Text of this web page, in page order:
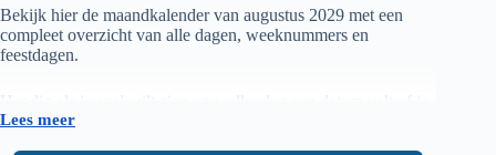
Bekijk hier de maandkalender van augustus 2029 met een
compleet overzicht van alle dagen, weeknummers en
feestdagen.
Handig als je snel wilt zien op welke dag een datum valt of je
je planning voor de maand augustus
Lees meer